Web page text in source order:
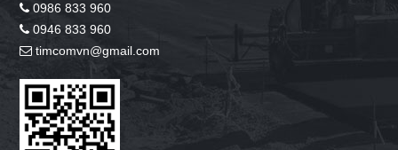
0986 833 960
0946 833 960
timcomvn@gmail.com